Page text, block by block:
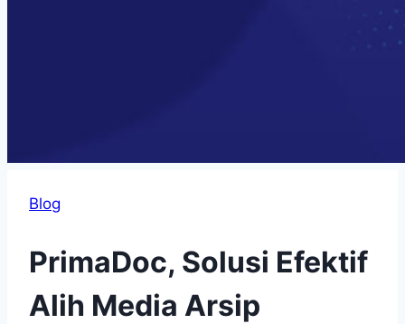
Blog
PrimaDoc, Solusi Efektif
Alih Media Arsip